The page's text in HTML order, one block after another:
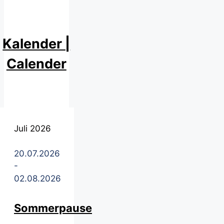
Kalender |
Calender
Juli 2026
20.07.2026
-
02.08.2026
Sommerpause